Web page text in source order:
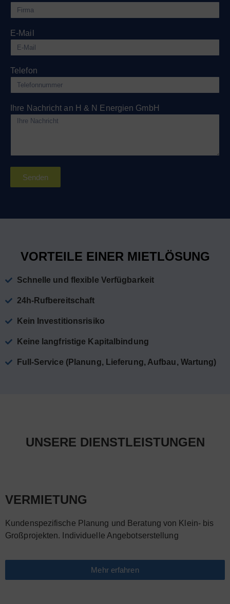
E-Mail
Telefon
Ihre Nachricht an H & N Energien GmbH
Senden
VORTEILE EINER MIETLÖSUNG
Schnelle und flexible Verfügbarkeit
24h-Rufbereitschaft
Kein Investitionsrisiko
Keine langfristige Kapitalbindung
Full-Service (Planung, Lieferung, Aufbau, Wartung)
UNSERE DIENSTLEISTUNGEN
VERMIETUNG
Kundenspezifische Planung und Beratung von Klein- bis
Großprojekten. Individuelle Angebotserstellung
Mehr erfahren